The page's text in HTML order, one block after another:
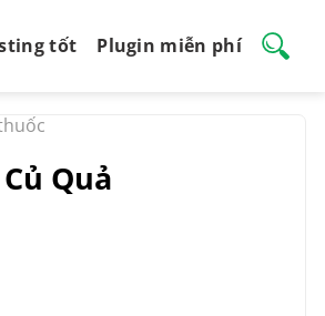
tốt Plugin miễn phí
Quả